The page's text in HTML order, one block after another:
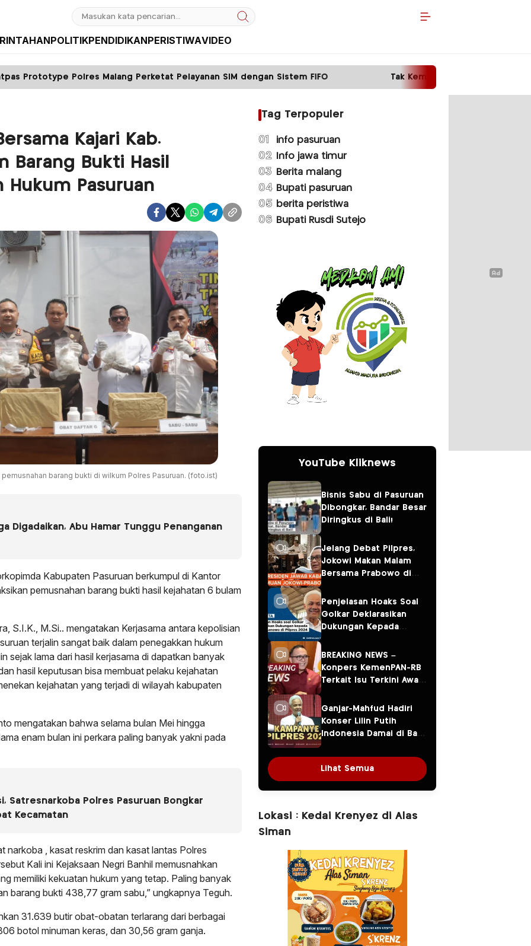
POLITIKPENDIDIKANPERISTIWAVIDEO
Malang Perketat Pelayanan SIM dengan Sistem FIFO Tak Kembalikan Motor Pinjaman, Pria di Malang
Kajari Kab.
Barang Bukti Hasil
Hukum Pasuruan
barang bukti di wilkum Polres Pasuruan. (foto.ist)
Digadaikan, Abu Hamar Tunggu Penanganan
Kabupaten Pasuruan berkumpul di Kantor
pemusnahan barang bukti hasil kejahatan 6 bulam
S.I.K., M.Si.. mengatakan Kerjasama antara kepolisian
terjalin sangat baik dalam penegakkan hukum
sejak lama dari hasil kerjasama di dapatkan banyak
hasil keputusan bisa membuat pelaku kejahatan
kejahatan yang terjadi di wilayah kabupaten
mengatakan bahwa selama bulan Mei hingga
enam bulan ini perkara paling banyak yakni pada
Satresnarkoba Polres Pasuruan Bongkar
Kecamatan
narkoba , kasat reskrim dan kasat lantas Polres
Kali ini Kejaksaan Negri Banhil memusnahkan
memiliki kekuatan hukum yang tetap. Paling banyak
barang bukti 438,77 gram sabu,” ungkapnya Teguh.
31.639 butir obat-obatan terlarang dari berbagai
botol minuman keras, dan 30,56 gram ganja.
Tag Terpopuler
01 info pasuruan
02 Info jawa timur
03 Berita malang
04 Bupati pasuruan
05 berita peristiwa
06 Bupati Rusdi Sutejo
YouTube Kliknews
Bisnis Sabu di Pasuruan
Dibongkar, Bandar Besar
Diringkus di Bali!
Jelang Debat Pilpres,
Jokowi Makan Malam
Bersama Prabowo di
Penjelasan Hoaks Soal
Golkar Deklarasikan
Dukungan Kepada
Pilpres 2024
BREAKING NEWS –
Konpers KemenPAN-RB
Terkait Isu Terkini Awal
Ganjar-Mahfud Hadiri
Konser Lilin Putih
Indonesia Damai di Balai
Lihat Semua
Lokasi : Kedai Krenyez di Alas
Siman